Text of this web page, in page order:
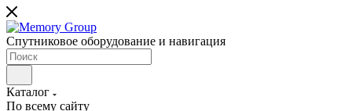
Спутниковое оборудование и навигация
Каталог
По всему сайту